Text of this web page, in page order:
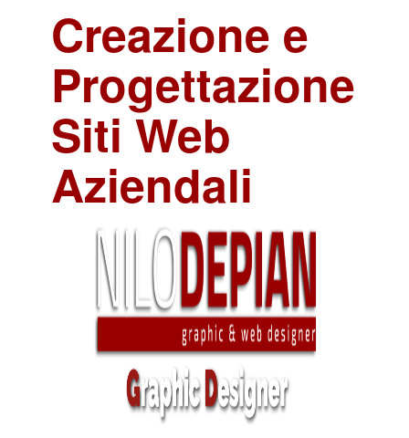
Creazione e
Progettazione
Siti Web
Aziendali